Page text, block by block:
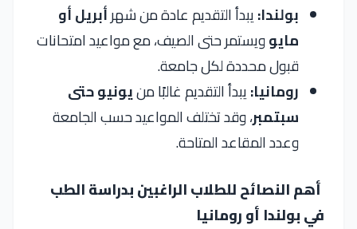
بولندا:يبدأ التقديم عادة من شهرأبريل أو
مايوويستمر حتى الصيف، مع مواعيد امتحانات
قبول محددة لكل جامعة.
رومانيا:يبدأ التقديم غالبًا منيونيو حتى
سبتمبر، وقد تختلف المواعيد حسب الجامعة
وعدد المقاعد المتاحة.
أهم النصائح للطلاب الراغبين بدراسة الطب
في بولندا أو رومانيا